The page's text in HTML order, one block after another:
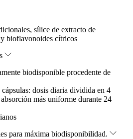
sílice de extracto de
bioflavonoides cítricos
biodisponible procedente de
dosis diaria dividida en 4
más uniforme durante 24
para máxima biodisponibilidad.